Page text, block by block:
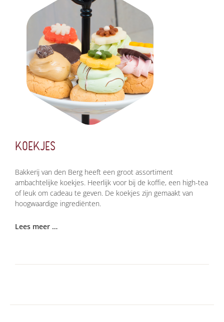
KOEKJES
Bakkerij van den Berg heeft een groot assortiment
ambachtelijke koekjes. Heerlijk voor bij de koffie, een high-tea
of leuk om cadeau te geven. De koekjes zijn gemaakt van
hoogwaardige ingrediënten.
Lees meer …